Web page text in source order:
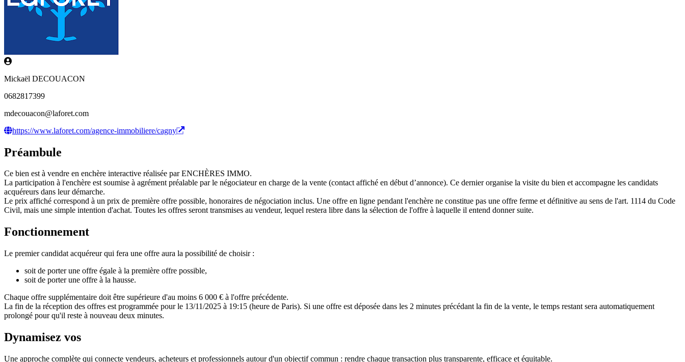
Mickaël DECOUACON
0682817399
mdecouacon@laforet.com
https://www.laforet.com/agence-immobiliere/cagny
Préambule
Ce bien est à vendre en enchère interactive réalisée par ENCHÈRES IMMO.
La participation à l'enchère est soumise à agrément préalable par le négociateur en charge de la vente (contact affiché en début d’annonce). Ce dernier organise la visite du bien et accompagne les candidats
acquéreurs dans leur démarche.
Le prix affiché correspond à un prix de première offre possible, honoraires de négociation inclus. Une offre en ligne pendant l'enchère ne constitue pas une offre ferme et définitive au sens de l'art. 1114 du Code
Civil, mais une simple intention d'achat. Toutes les offres seront transmises au vendeur, lequel restera libre dans la sélection de l'offre à laquelle il entend donner suite.
Fonctionnement
Le premier candidat acquéreur qui fera une offre aura la possibilité de choisir :
soit de porter une offre égale à la première offre possible,
soit de porter une offre à la hausse.
Chaque offre supplémentaire doit être supérieure d'au moins 6 000 € à l'offre précédente.
La fin de la réception des offres est programmée pour le 13/11/2025 à 19:15 (heure de Paris). Si une offre est déposée dans les 2 minutes précédant la fin de la vente, le temps restant sera automatiquement
prolongé pour qu'il reste à nouveau deux minutes.
Dynamisez vos
Une approche complète qui connecte vendeurs, acheteurs et professionnels autour d'un objectif commun : rendre chaque transaction plus transparente, efficace et équitable.